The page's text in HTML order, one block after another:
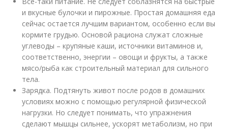
и вкусные булочки и пирожные. Простая домашняя еда
сейчас остается лучшим вариантом, особенно если вы
кормите грудью. Основой рациона служат сложные
углеводы – крупяные каши, источники витаминов и,
соответственно, энергии – овощи и фрукты, а также
мясо/рыба как строительный материал для сильного
тела.
Зарядка. Подтянуть живот после родов в домашних
условиях можно с помощью регулярной физической
нагрузки. Но следует понимать, что упражнения
сделают мышцы сильнее, ускорят метаболизм, но при